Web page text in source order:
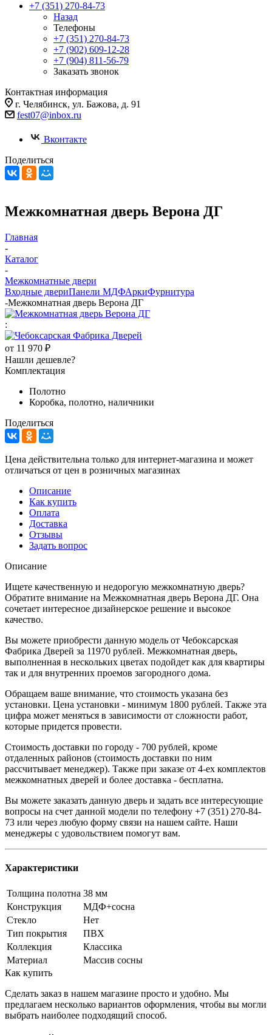
+7 (351) 270-84-73
Назад
Телефоны
+7 (351) 270-84-73
+7 (902) 609-12-28
+7 (904) 811-56-79
Заказать звонок
Контактная информация
г. Челябинск, ул. Бажова, д. 91
fest07@inbox.ru
Вконтакте
Поделиться
Межкомнатная дверь Верона ДГ
Главная
-
Каталог
-
Межкомнатные двери
Входные двериПанели МДФАркиФурнитура
-Межкомнатная дверь Верона ДГ
:
от 11 970 ₽
Нашли дешевле?
Комплектация
Полотно
Коробка, полотно, наличники
Поделиться
Цена действительна только для интернет-магазина и может
отличаться от цен в розничных магазинах
Описание
Как купить
Оплата
Доставка
Отзывы
Задать вопрос
Описание
Ищете качественную и недорогую межкомнатную дверь?
Обратите внимание на Межкомнатная дверь Верона ДГ. Она
сочетает интересное дизайнерское решение и высокое
качество.
Вы можете приобрести данную модель от Чебоксарская
Фабрика Дверей за 11970 рублей. Межкомнатная дверь,
выполненная в нескольких цветах подойдет как для квартиры
так и для внутренних проемов загородного дома.
Обращаем ваше внимание, что стоимость указана без
установки. Цена установки - минимум 1800 рублей. Также эта
цифра может меняться в зависимости от сложности работ,
которые придется провести.
Стоимость доставки по городу - 700 рублей, кроме
отдаленных районов (стоимость доставки по ним
рассчитывает менеджер). Также при заказе от 4-ех комплектов
межкомнатных дверей и более доставка - бесплатна.
Вы можете заказать данную дверь и задать все интересующие
вопросы на счет данной модели по телефону +7 (351) 270-84-
73 или через любую форму связи на нашем сайте. Наши
менеджеры с удовольствием помогут вам.
Характеристики
Толщина полотна 38 мм
Конструкция
МДФ+сосна
Стекло
Нет
Тип покрытия
ПВХ
Коллекция
Классика
Материал
Массив сосны
Как купить
Сделать заказ в нашем магазине просто и удобно. Мы
предлагаем несколько вариантов оформления, чтобы вы могли
выбрать наиболее подходящий способ.